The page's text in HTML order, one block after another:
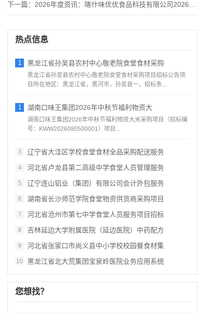
下一篇： 2026年度资讯：喀什味优优食品科技有限公司2026年遴选食
热点信息
1 黑龙江省孙吴县农村中心敬老院食堂食材采购
黑龙江省孙吴县农村中心敬老院食堂食材采购项目招标公告项
目所在地区：黑龙江省，黑河市，孙吴县一、招标条...
1 湖南口味王集团2026年中秋节福利物资大
湖南口味王集团2026年中秋节福利物资大米采购项目（招标编
号：KWW2026080500001）项目...
3 辽宁省大洼区学校食堂食材全品采购配送服务
4 河北省卢龙县第二高级中学食堂人员管理服务
5 辽宁连山铝业（集团）有限公司会计外包服务
6 湖南省长沙师范学院食堂物资供货商采购项目
7 河北省沧州市第七中学食堂人员服务项目招标
8 吉林延边大学附属医院（延边医院）中药配方
9 河北省张家口市尚义县中小学校校园餐食材集
10 黑龙江省北大荒集团宝泉岭医院业务应用系统
您想找？